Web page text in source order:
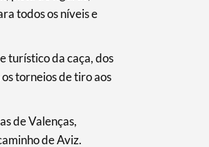
todos os níveis e
turístico da caça, dos
torneios de tiro aos
de Valenças,
de Aviz.